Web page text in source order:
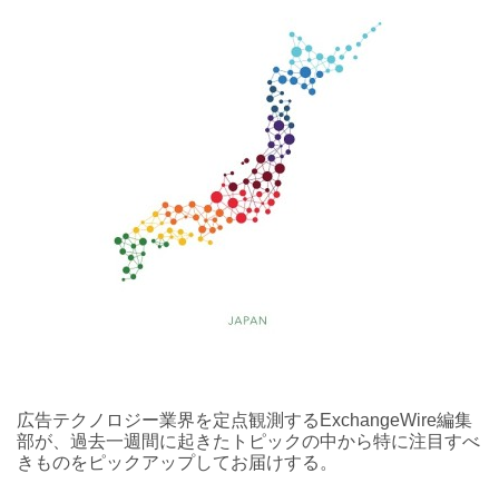
広告テクノロジー業界を定点観測するExchangeWire編集
部が、過去一週間に起きたトピックの中から特に注目すべ
きものをピックアップしてお届けする。